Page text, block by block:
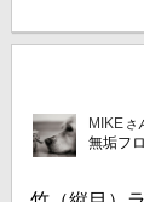
MIKE さ
無垢フ